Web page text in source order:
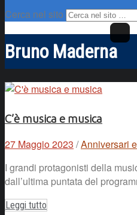
Cerca nel sito
Bruno Maderna
C’è musica e musica
27 Maggio 2023 /Anniversari
I grandi protagonisti della
dall’ultima puntata del
Leggi tutto